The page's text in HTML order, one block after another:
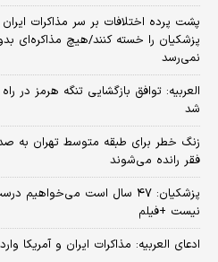
پشت پرده اختلافات بر سر مذاکرات
پزشکیان را خسته کنند/هیچ مذاکره‌ای
نمی‌رسد
شد
زنگ خطر برای طبقه متوسط تهران به
فقر رانده می‌شوند
پزشکیان: ۴۷ سال است
نیست +فیلم
ادعای العربیه: مذاکرات ایران و آمریکا